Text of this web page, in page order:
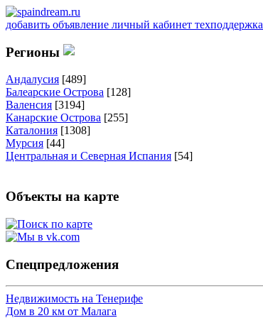
добавить объявление личный кабинет техподдержка
Регионы
Андалусия [489]
Балеарские Острова [128]
Валенсия [3194]
Канарские Острова [255]
Каталония [1308]
Мурсия [44]
Центральная и Северная Испания [54]
Объекты на карте
Спецпредложения
Недвижимость на Тенерифе
Дом в 20 км от Малага